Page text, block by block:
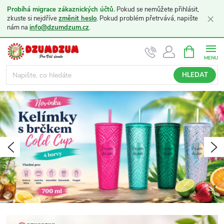
Probíhá migrace zákaznických účtů. Pokud se nemůžete přihlásit,
zkuste si nejdřívezměnit heslo. Pokud problém přetrvává, napište
nám na info@dzumdzum.cz.
×
Přejít
obsah
HLEDAT
NÁKUPNÍ
KOŠÍK
K
á
v
a
a
Předchozí